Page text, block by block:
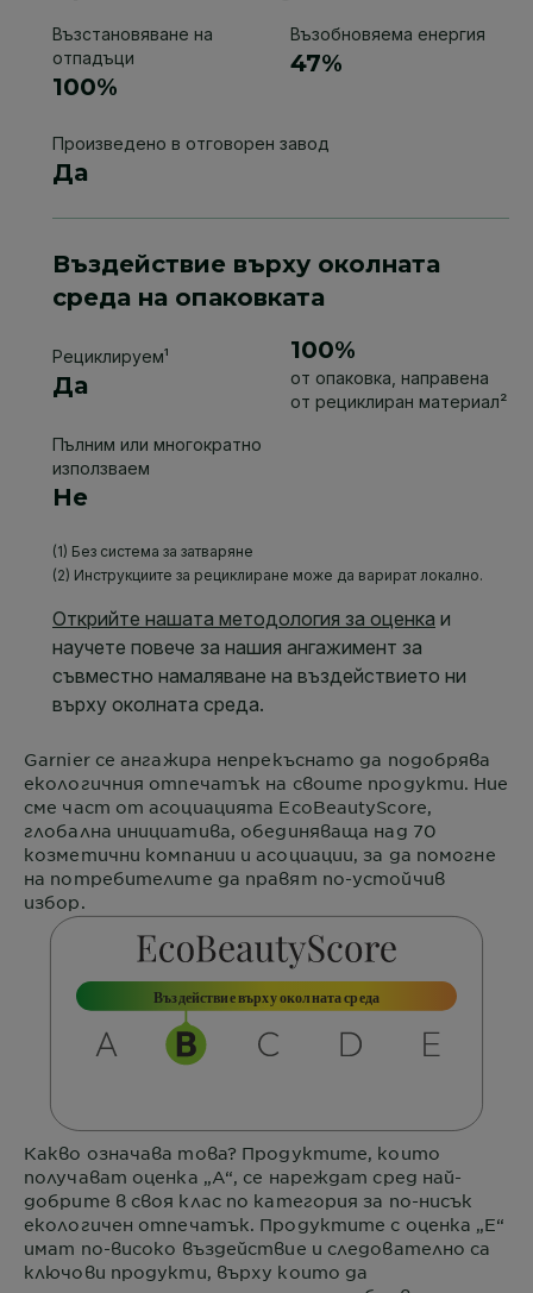
Garnierсе ангажира непрекъснато да подобрява
екологичния отпечатък на своите продукти. Ние
сме част от асоциацията EcoBeautyScore
глобална инициатива, обединяваща над 70
козметични компании и асоциации, за да помогне
на потребителите да правят по-устойчив
избор.
Въздействие върху околната среда
Какво означава това? Продуктите, които
получават оценка „А“, се нареждат сред най-
добрите в своя клас по категория за по-нисък
екологичен отпечатък. Продуктите с оценка „Е“
имат по-високо въздействие и следователно са
ключови продукти, върху които да